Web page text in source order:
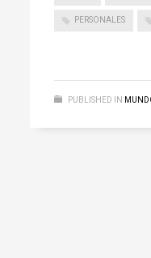
PERSONALES
PUBLISHED IN